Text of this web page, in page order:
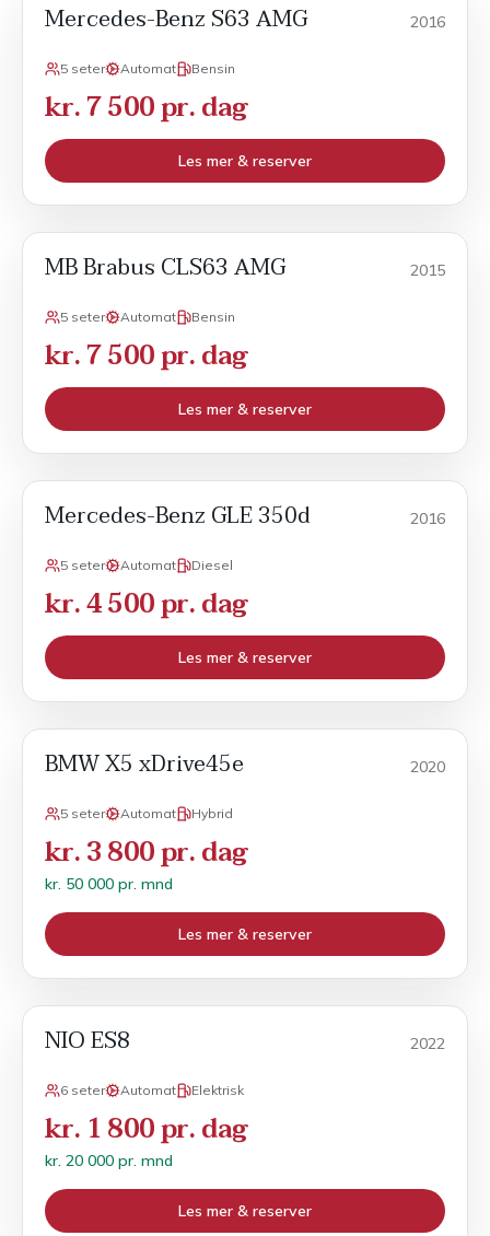
Mercedes-Benz S63 AMG 2016
5 seter Automat Bensin
kr. 7 500 pr. dag
Les mer & reserver
MB Brabus CLS63 AMG 2015
5 seter Automat Bensin
kr. 7 500 pr. dag
Les mer & reserver
Mercedes-Benz GLE 350d 2016
5 seter Automat Diesel
kr. 4 500 pr. dag
Les mer & reserver
BMW X5 xDrive45e 2020
5 seter Automat Hybrid
kr. 3 800 pr. dag
kr. 50 000 pr. mnd
Les mer & reserver
NIO ES8 2022
6 seter Automat Elektrisk
kr. 1 800 pr. dag
kr. 20 000 pr. mnd
Les mer & reserver